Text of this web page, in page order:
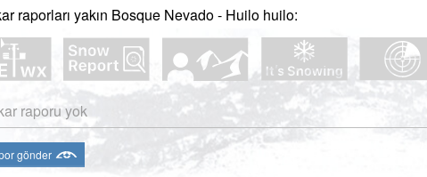
raporları yakın Bosque Nevado - Huilo huilo:
raporu yok
gönder